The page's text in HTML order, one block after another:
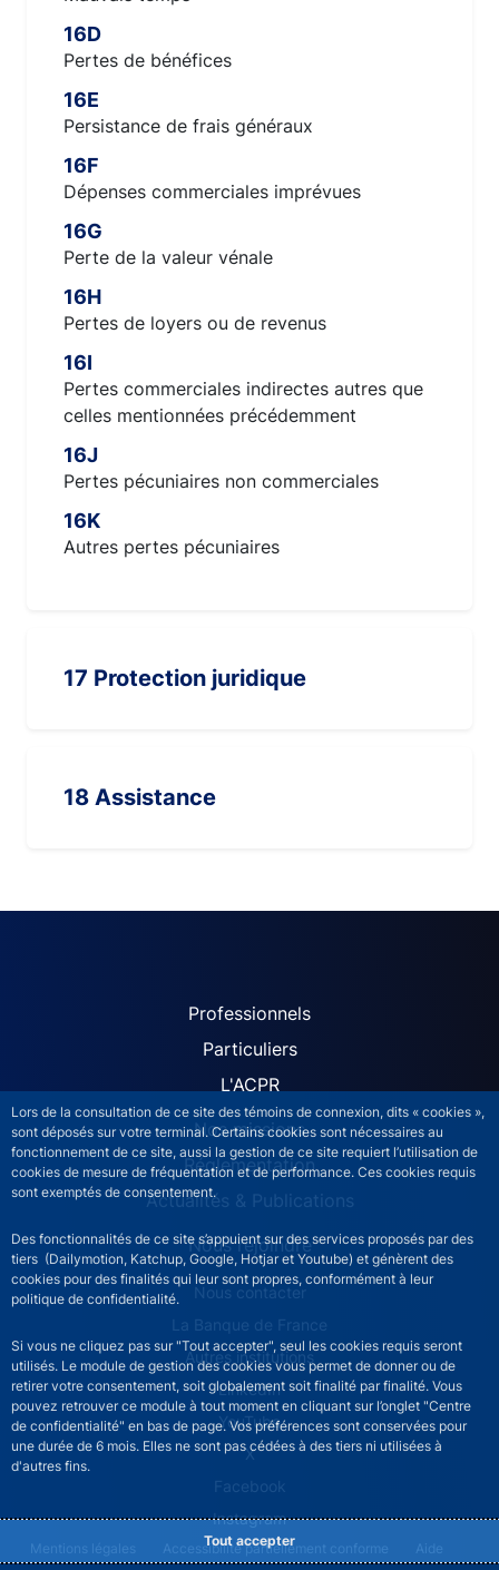
Lors de la consultation de ce site des témoins de connexion, dits « cookies »,
sont déposés sur votre terminal. Certains cookies sont nécessaires au
fonctionnement de ce site, aussi la gestion de ce site requiert l’utilisation de
cookies de mesure de fréquentation et de performance. Ces cookies requis
sont exemptés de consentement.
Des fonctionnalités de ce site s’appuient sur des services proposés par des
tiers (Dailymotion, Katchup, Google, Hotjar et Youtube) et génèrent des
cookies pour des finalités qui leur sont propres, conformément à leur
politique de confidentialité.
Si vous ne cliquez pas sur "Tout accepter", seul les cookies requis seront
utilisés. Le module de gestion des cookies vous permet de donner ou de
retirer votre consentement, soit globalement soit finalité par finalité. Vous
pouvez retrouver ce module à tout moment en cliquant sur l’onglet "Centre
de confidentialité" en bas de page. Vos préférences sont conservées pour
une durée de 6 mois. Elles ne sont pas cédées à des tiers ni utilisées à
d'autres fins.
Tout accepter
16D
Pertes de bénéfices
16E
Persistance de frais généraux
16F
Dépenses commerciales imprévues
16G
Perte de la valeur vénale
16H
Pertes de loyers ou de revenus
16I
Pertes commerciales indirectes autres que
celles mentionnées précédemment
16J
Pertes pécuniaires non commerciales
16K
Autres pertes pécuniaires
17 Protection juridique
18 Assistance
ACPR site navigation
Professionnels
Particuliers
L'ACPR
Nos missions
Réglementation
Actualités & Publications
Nous rejoindre
ACPR footer secondary menu (French)
Nous contacter
La Banque de France
Autres institutions
LinkedIn
YouTube
X
Facebook
Instagram
ACPR footer legal notice menu
Mentions légales Accessibilité partiellement conforme
Aide